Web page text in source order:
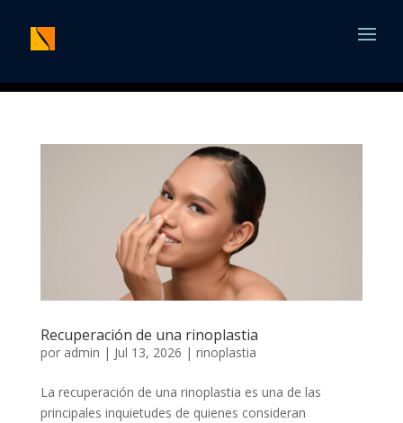
Recuperación de una rinoplastia
por admin | Jul 13, 2026 | rinoplastia
La recuperación de una rinoplastia es una de las
principales inquietudes de quienes consideran